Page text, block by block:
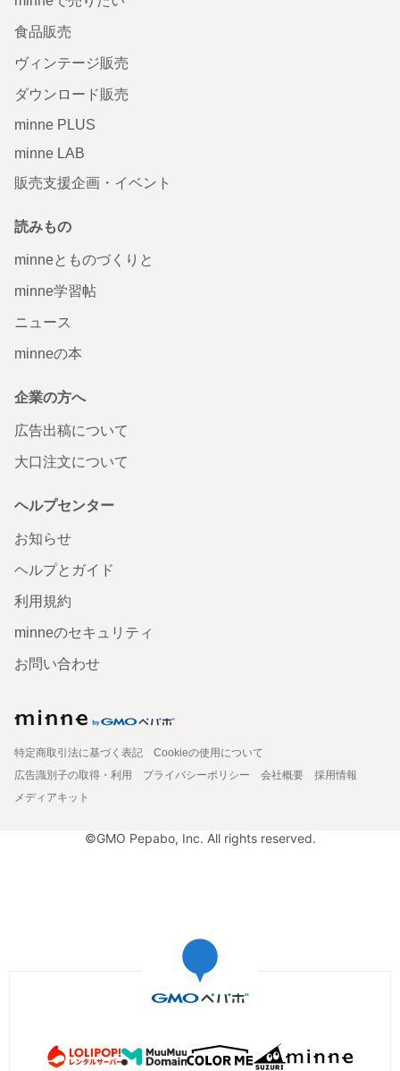
食品販売
ヴィンテージ販売
ダウンロード販売
minne PLUS
minne LAB
販売支援企画・イベント
読みもの
minneとものづくりと
minne学習帖
ニュース
minneの本
企業の方へ
広告出稿について
大口注文について
ヘルプセンター
お知らせ
ヘルプとガイド
利用規約
minneのセキュリティ
お問い合わせ
特定商取引法に基づく表記
Cookieの使用について
広告識別子の取得・利用
プライバシーポリシー 会社概要
採用情報
メディアキット
©GMO Pepabo, Inc. All rights reserved.